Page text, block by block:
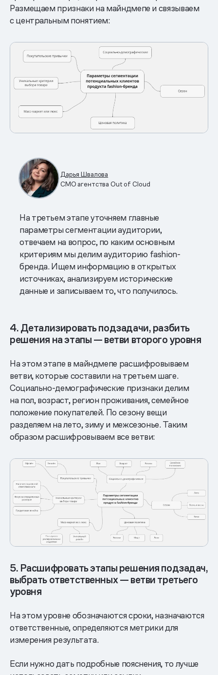
Размещаем признаки на майндмепе и связываем
с центральным понятием:
Дарья Швалова
СМО агентства Out of Cloud
На третьем этапе уточняем главные
параметры сегментации аудитории,
отвечаем на вопрос, по каким основным
критериям мы делим аудиторию fashion-
бренда. Ищем информацию в открытых
источниках, анализируем исторические
данные и записываем то, что получилось.
4. Детализировать подзадачи, разбить
решения на этапы — ветви второго уровня
На этом этапе в майндмепе расшифровываем
ветви, которые составили на третьем шаге.
Социально-демографические признаки делим
на пол, возраст, регион проживания, семейное
положение покупателей. По сезону вещи
разделяем на лето, зиму и межсезонье. Таким
образом расшифровываем все ветви:
5. Расшифровать этапы решения подзадач,
выбрать ответственных — ветви третьего
уровня
На этом уровне обозначаются сроки, назначаются
ответственные, определяются метрики для
измерения результата.
Если нужно дать подробные пояснения, то лучше